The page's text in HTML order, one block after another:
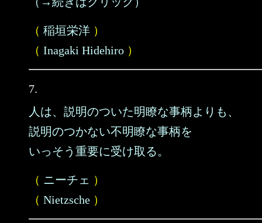
（ 稲垣栄洋 ）
（ Inagaki Hidehiro ）
7.
人は、説明のついた明瞭な事柄よりも、
説明のつかない不明瞭な事柄を
いっそう重要に受け取る。
（ ニーチェ ）
（ Nietzsche ）